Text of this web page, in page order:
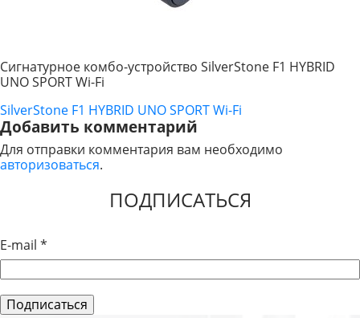
Сигнатурное комбо-устройство SilverStone F1 HYBRID
UNO SPORT Wi-Fi
НАВИГАЦИЯ
ПО
ЗАПИСЯМ
SilverStone F1 HYBRID UNO SPORT Wi-Fi
Добавить комментарий
Для отправки комментария вам необходимо
авторизоваться.
ПОДПИСАТЬСЯ
E-mail *